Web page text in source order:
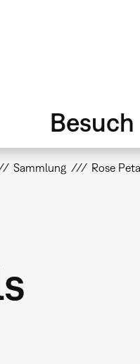
Besuch
Sammlung Rose